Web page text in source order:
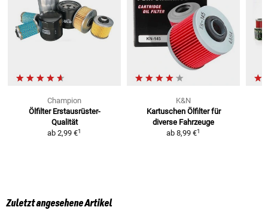
Champion
Ölfilter Erstausrüster-
Qualität
ab 2,99 €1
K&N
Kartuschen Ölfilter für
diverse Fahrzeuge
ab 8,99 €1
Zuletzt angesehene Artikel